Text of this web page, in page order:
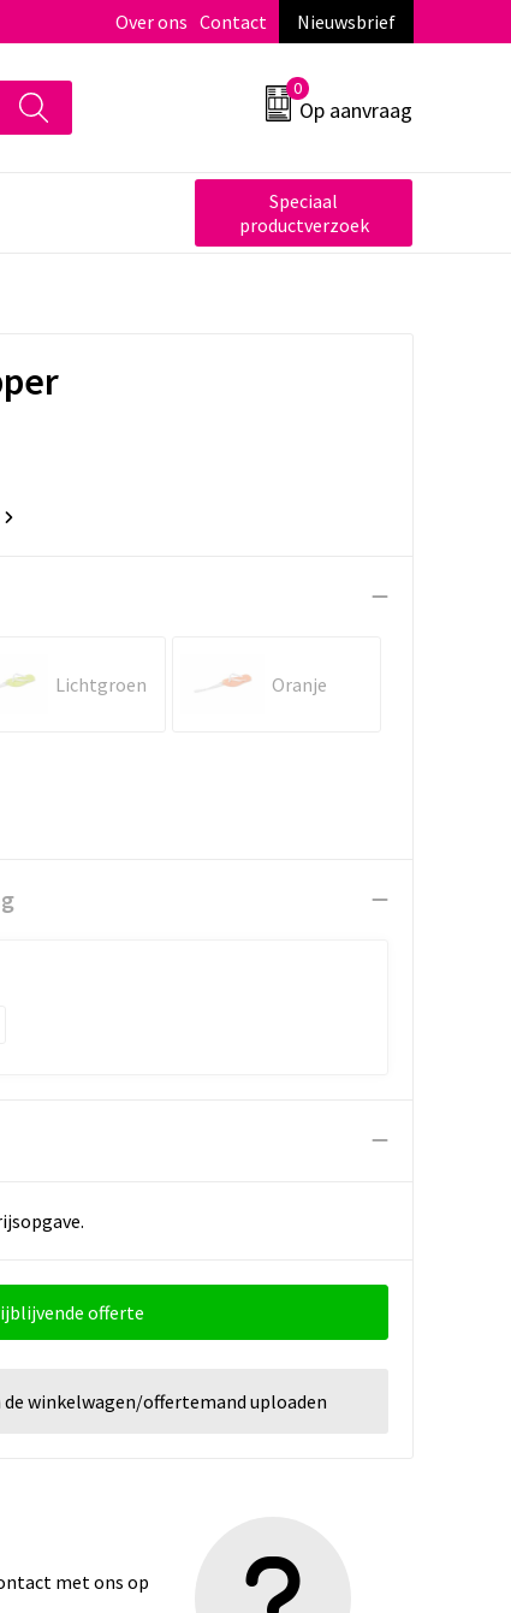
Over ons Contact Nieuwsbrief
0
Op aanvraag
Speciaal
productverzoek
Lichtgroen Oranje
offerte
winkelwagen/offertemand uploaden
met ons op